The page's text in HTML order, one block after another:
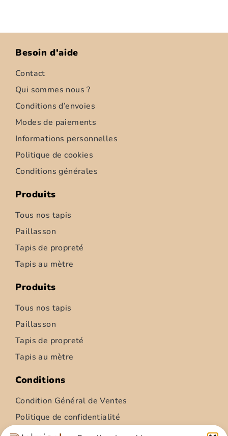
Besoin d'aide
Contact
Qui sommes nous ?
Conditions d’envoies
Modes de paiements
Informations personnelles
Politique de cookies
Conditions générales
Produits
Tous nos tapis
Paillasson
Tapis de propreté
Tapis au mètre
Produits
Tous nos tapis
Paillasson
Tapis de propreté
Tapis au mètre
Conditions
Condition Général de Ventes
Politique de confidentialité
Condition Général Utilisation